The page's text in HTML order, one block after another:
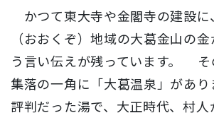
かつて東大寺や金閣寺の建設に
（おおくぞ）地域の大葛金山の
う言い伝えが残っています。 そ
集落の一角に「大葛温泉」があり
評判だった湯で、大正時代、村人